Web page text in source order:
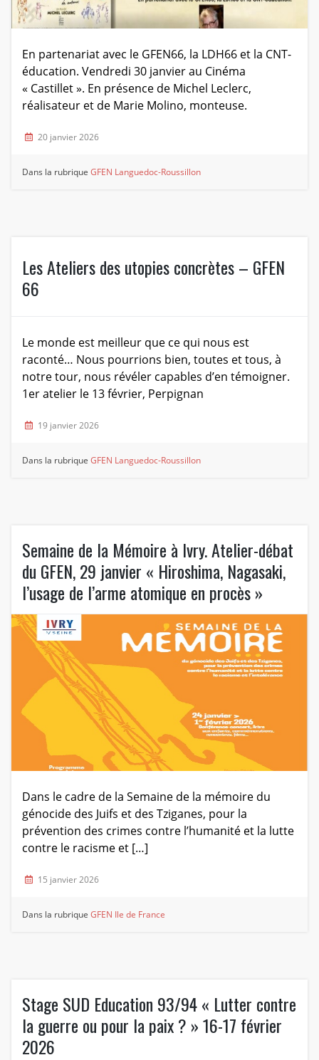
En partenariat avec le GFEN66, la LDH66 et la CNT­-
éducation. Vendredi 30 janvier au Cinéma
« Castillet ». En présence de Michel Leclerc,
réalisateur et de Marie Molino, monteuse.
20 janvier 2026
Dans la rubriqueGFEN Languedoc-Roussillon
Les Ateliers des utopies concrètes – GFEN
66
Le monde est meilleur que ce qui nous est
raconté… Nous pourrions bien, toutes et tous, à
notre tour, nous révéler capables d’en témoigner.
1er atelier le 13 février, Perpignan
19 janvier 2026
Dans la rubriqueGFEN Languedoc-Roussillon
Semaine de la Mémoire à Ivry. Atelier-débat
du GFEN, 29 janvier « Hiroshima, Nagasaki,
l’usage de l’arme atomique en procès »
Dans le cadre de la Semaine de la mémoire du
génocide des Juifs et des Tziganes, pour la
prévention des crimes contre l’humanité et la lutte
contre le racisme et […]
15 janvier 2026
Dans la rubriqueGFEN Ile de France
Stage SUD Education 93/94 « Lutter contre
la guerre ou pour la paix ? » 16-17 février
2026